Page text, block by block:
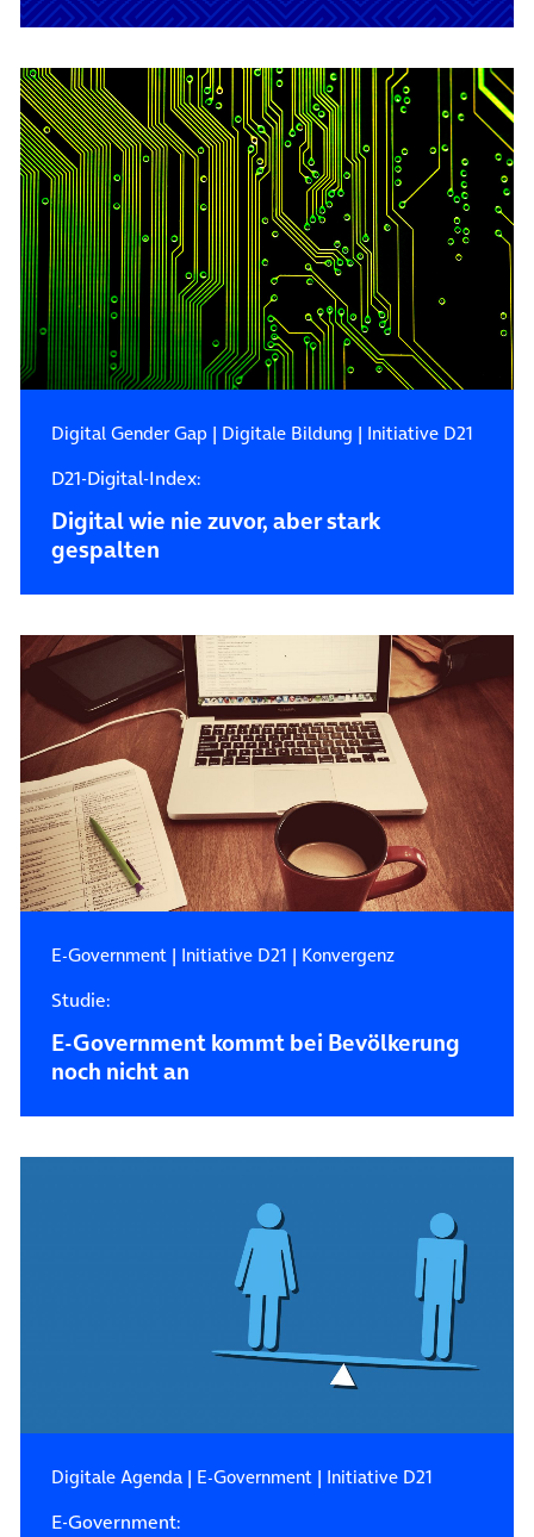
Digital Gender Gap | Digitale Bildung | Initiative D21
D21-Digital-Index:
Digital wie nie zuvor, aber stark
gespalten
E-Government| Initiative D21 | Konvergenz
Studie:
E-Government kommt bei Bevölkerung
noch nicht an
Digitale Agenda| E-Government| Initiative D21
E-Government: